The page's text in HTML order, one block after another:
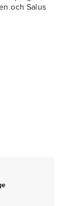
och Salus